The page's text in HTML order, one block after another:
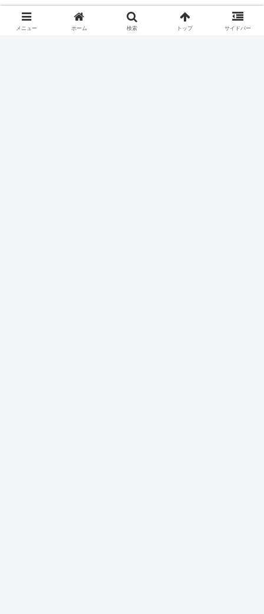
メニュー ホーム 検索 トップ サイドバー